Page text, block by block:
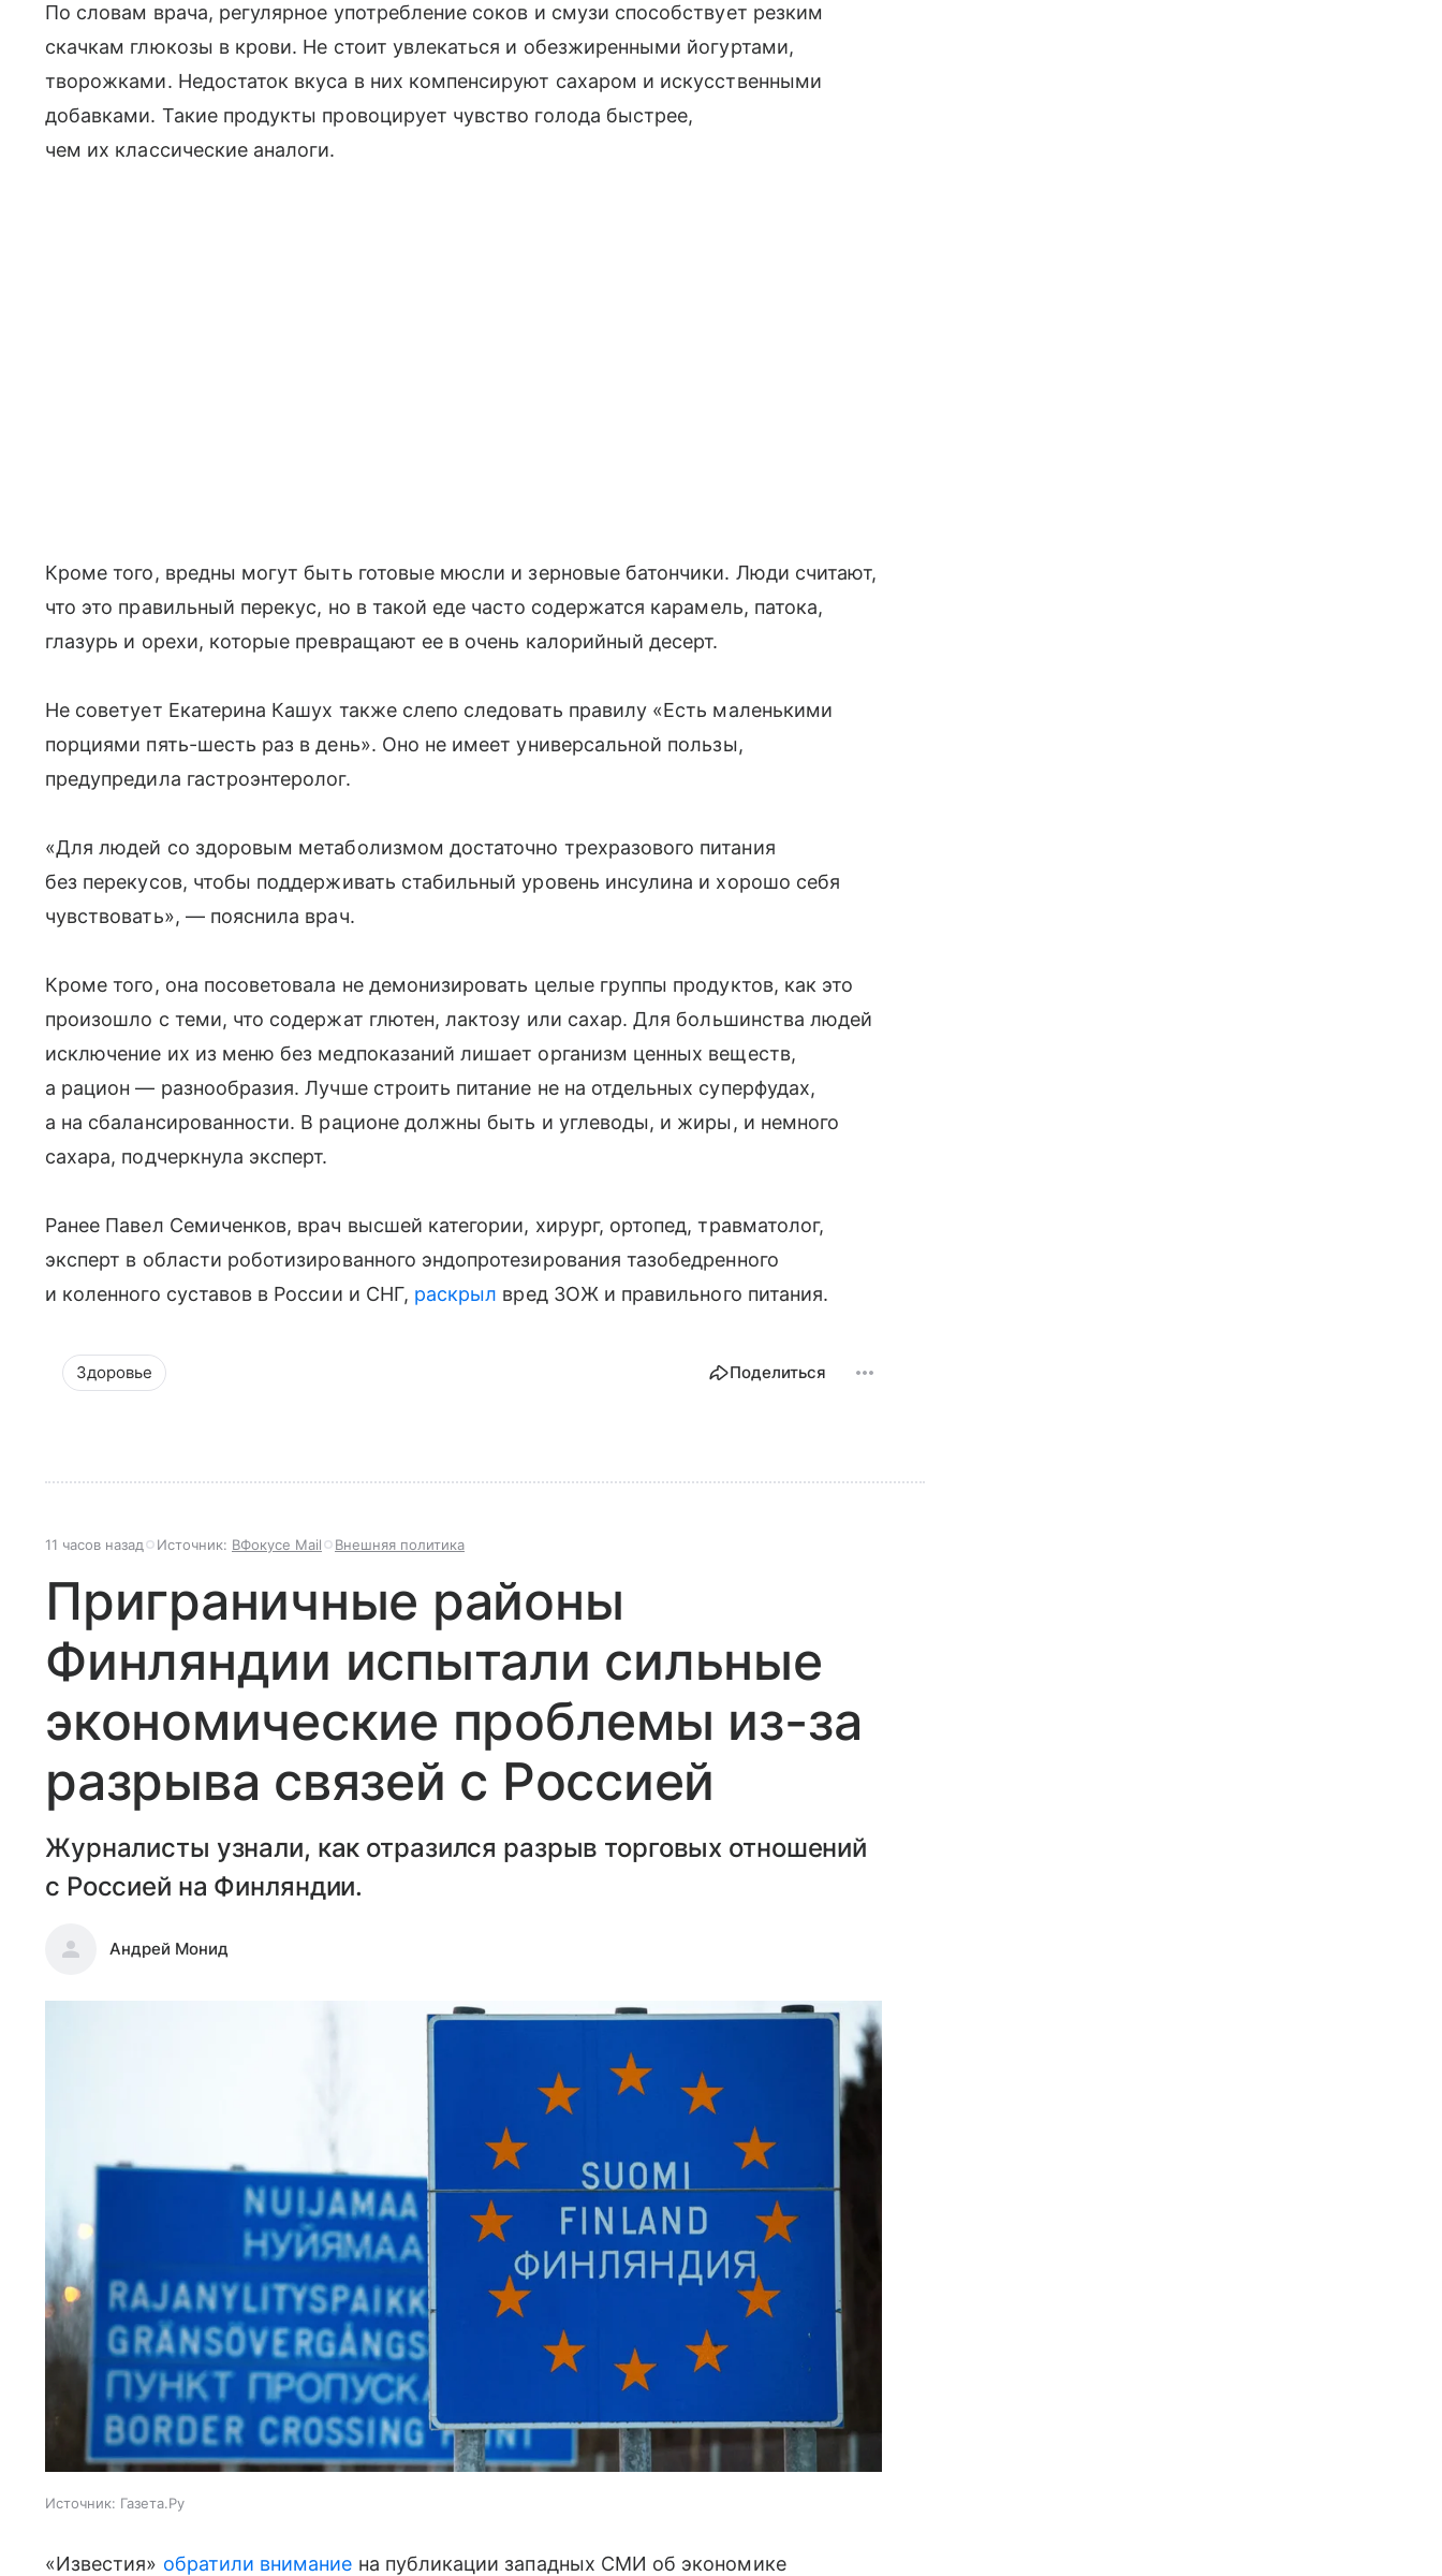
По словам врача, регулярное употребление соков и смузи способствует резким
скачкам глюкозы в крови. Не стоит увлекаться и обезжиренными йогуртами,
творожками. Недостаток вкуса в них компенсируют сахаром и искусственными
добавками. Такие продукты провоцирует чувство голода быстрее,
чем их классические аналоги.
Кроме того, вредны могут быть готовые мюсли и зерновые батончики. Люди считают,
что это правильный перекус, но в такой еде часто содержатся карамель, патока,
глазурь и орехи, которые превращают ее в очень калорийный десерт.
Не советует Екатерина Кашух также слепо следовать правилу «Есть маленькими
порциями пять-шесть раз в день». Оно не имеет универсальной пользы,
предупредила гастроэнтеролог.
«Для людей со здоровым метаболизмом достаточно трехразового питания
без перекусов, чтобы поддерживать стабильный уровень инсулина и хорошо себя
чувствовать», — пояснила врач.
Кроме того, она посоветовала не демонизировать целые группы продуктов, как это
произошло с теми, что содержат глютен, лактозу или сахар. Для большинства людей
исключение их из меню без медпоказаний лишает организм ценных веществ,
а рацион — разнообразия. Лучше строить питание не на отдельных суперфудах,
а на сбалансированности. В рационе должны быть и углеводы, и жиры, и немного
сахара, подчеркнула эксперт.
Ранее Павел Семиченков, врач высшей категории, хирург, ортопед, травматолог,
эксперт в области роботизированного эндопротезирования тазобедренного
и коленного суставов в России и СНГ, раскрыл вред ЗОЖ и правильного питания.
Здоровье Поделиться
11 часов назад Источник: ВФокусе Mail Внешняя политика
Приграничные районы
Финляндии испытали сильные
экономические проблемы из-за
разрыва связей с Россией
Журналисты узнали, как отразился разрыв торговых отношений
с Россией на Финляндии.
Андрей Монид
Источник: Газета.Ру
«Известия» обратили внимание на публикации западных СМИ об экономике